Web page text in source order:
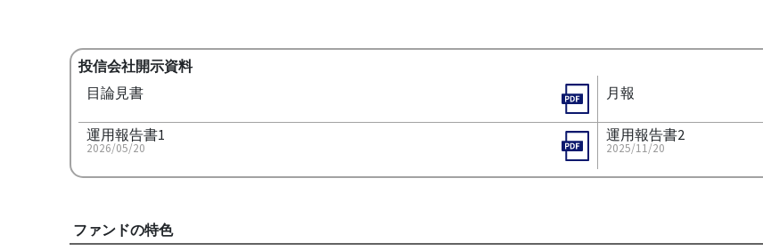
投信会社開示資料
目論見書
月報
運用報告書1
2026/05/20
運用報告書2
2025/11/20
ファンドの特色